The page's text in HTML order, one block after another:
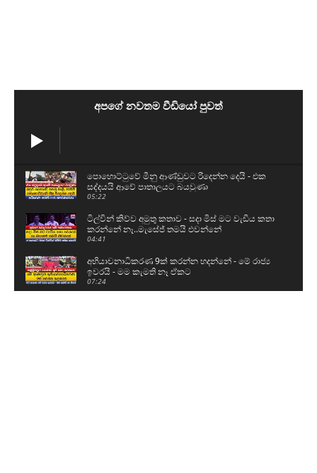
අපගේ නවතම වීඩියෝ පුවත්
පොහොට්ටුවේ මීනු ආණ්ඩුවට රිදෙන්න දෙයි - එක
සද්දයයි ආවේ පාතාලයට බයවුණා
05:22
ටිල්වින් කිව්ව අමුතු කතාව - සදා මිස් මට වැඩිය කතා
කරන්නේ නෑ..මැසේජ් තමයි එවන්නේ
04:41
අභියාචනාධිකරණ 9ක් කරන්න හදන්නේ - මේ රාජ්‍ය
ඉවරයි - මම කැමති නෑ ඒකට
07:24